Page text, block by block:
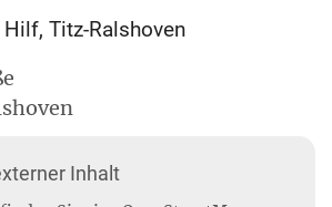
Titz-Ralshoven
Inhalt